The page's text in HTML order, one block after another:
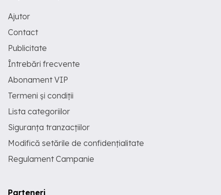
Ajutor
Contact
Publicitate
Întrebări frecvente
Abonament VIP
Termeni și condiții
Lista categoriilor
Siguranța tranzacțiilor
Modifică setările de confidențialitate
Regulament Campanie
Parteneri